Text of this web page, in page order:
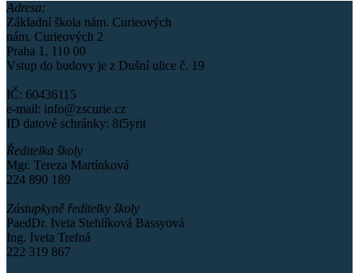
Adresa:
Základní škola nám. Curieových
nám. Curieových 2
Praha 1, 110 00
Vstup do budovy je z Dušní ulice č. 19
IČ: 60436115
e-mail: info@zscurie.cz
ID datové schránky: 8f5yrit
Ředitelka školy
Mgr. Tereza Martínková
224 890 189
Zástupkyně ředitelky školy
PaedDr. Iveta Stehlíková Bassyová
Ing. Iveta Trefná
222 319 867